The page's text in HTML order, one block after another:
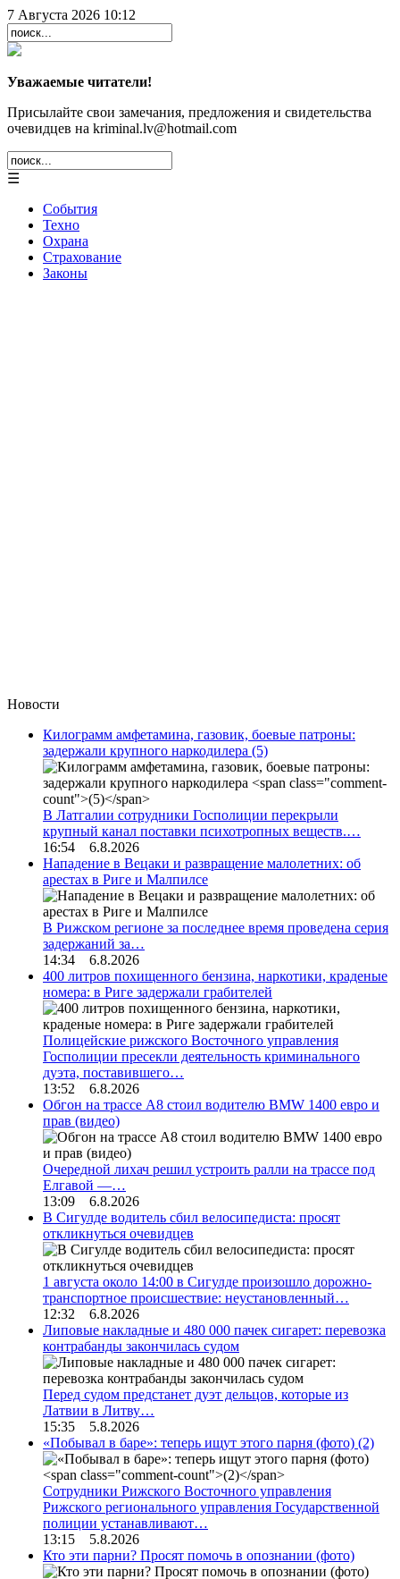
7 Августа 2026 10:12
Уважаемые читатели!
Присылайте свои замечания, предложения и свидетельства
очевидцев на kriminal.lv@hotmail.com
☰
События
Техно
Охрана
Страхование
Законы
Новости
Килограмм амфетамина, газовик, боевые патроны:
задержали крупного наркодилера (5)
В Латгалии сотрудники Госполиции перекрыли
крупный канал поставки психотропных веществ.…
16:54 6.8.2026
Нападение в Вецаки и развращение малолетних: об
арестах в Риге и Малпилсе
В Рижском регионе за последнее время проведена серия
задержаний за…
14:34 6.8.2026
400 литров похищенного бензина, наркотики, краденые
номера: в Риге задержали грабителей
Полицейские рижского Восточного управления
Госполиции пресекли деятельность криминального
дуэта, поставившего…
13:52 6.8.2026
Обгон на трассе А8 стоил водителю BMW 1400 евро и
прав (видео)
Очередной лихач решил устроить ралли на трассе под
Елгавой —…
13:09 6.8.2026
В Сигулде водитель сбил велосипедиста: просят
откликнуться очевидцев
1 августа около 14:00 в Сигулде произошло дорожно-
транспортное происшествие: неустановленный…
12:32 6.8.2026
Липовые накладные и 480 000 пачек сигарет: перевозка
контрабанды закончилась судом
Перед судом предстанет дуэт дельцов, которые из
Латвии в Литву…
15:35 5.8.2026
«Побывал в баре»: теперь ищут этого парня (фото) (2)
Сотрудники Рижского Восточного управления
Рижского регионального управления Государственной
полиции устанавливают…
13:15 5.8.2026
Кто эти парни? Просят помочь в опознании (фото)